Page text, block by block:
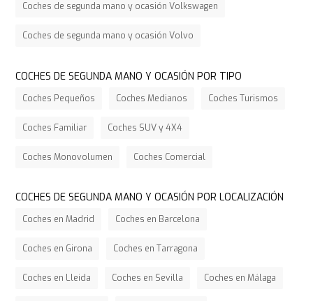
Coches de segunda mano y ocasión Volkswagen
Coches de segunda mano y ocasión Volvo
COCHES DE SEGUNDA MANO Y OCASIÓN POR TIPO
Coches Pequeños Coches Medianos Coches Turismos
Coches Familiar Coches SUV y 4X4
Coches Monovolumen Coches Comercial
COCHES DE SEGUNDA MANO Y OCASIÓN POR LOCALIZACIÓN
Coches en Madrid Coches en Barcelona
Coches en Girona Coches en Tarragona
Coches en Lleida Coches en Sevilla Coches en Málaga